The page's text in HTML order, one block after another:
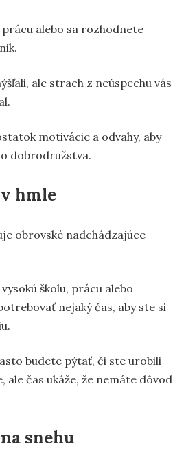
prácu alebo sa rozhodnete
ale strach z neúspechu vás
motivácie a odvahy, aby
dobrodružstva.
hmle
obrovské nadchádzajúce
školu, prácu alebo
nejaký čas, aby ste si
budete pýtať, či ste urobili
čas ukáže, že nemáte dôvod
snehu